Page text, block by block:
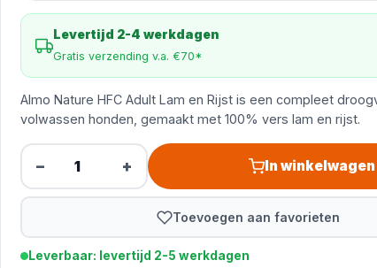
Levertijd 2-4 werkdagen
Gratis verzending v.a. €70*
Almo Nature HFC Adult Lam en Rijst is een compleet
volwassen honden, gemaakt met 100% vers lam en rijst.
− + In winkelwagen
Toevoegen aan favorieten
Leverbaar: levertijd 2-5 werkdagen